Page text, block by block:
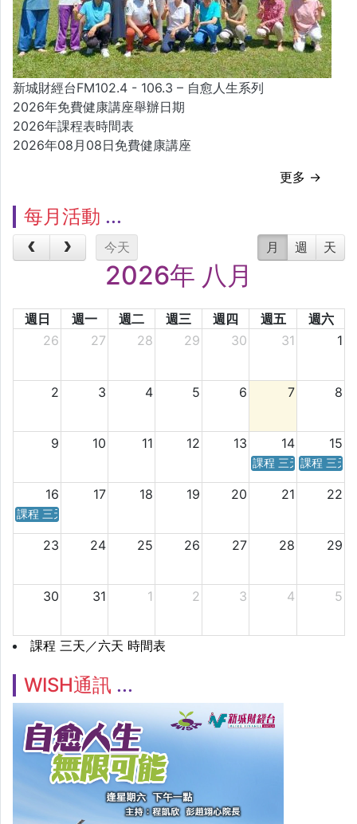
新城財經台FM102.4 - 106.3 – 自愈人生系列
2026年免費健康講座舉辦日期
2026年課程表時間表
2026年08月08日免費健康講座
更多 →
每月活動
今天 月 週 天
2026年 八月
週日 週一 週二 週三 週四 週五
週六
26
27 28 29 30 31 1
2 3 4 5 6 7 8
9 10 11 12 13 14 15
課程 三天／六天 時
課程 三天
16 17 18 19 20 21 22
課程 三天／六天 時間表
23 24 25 26 27 28 29
30 31 1 2 3 4 5
課程 三天／六天 時間表
WISH通訊